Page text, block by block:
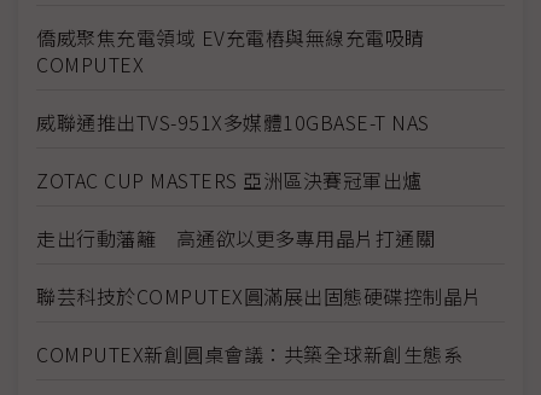
僑威聚焦充電領域 EV充電樁與無線充電吸睛
COMPUTEX
威聯通推出TVS-951X多媒體10GBASE-T NAS
ZOTAC CUP MASTERS 亞洲區決賽冠軍出爐
走出行動藩籬 高通欲以更多專用晶片打通關
聯芸科技於COMPUTEX圓滿展出固態硬碟控制晶片
COMPUTEX新創圓桌會議：共築全球新創生態系